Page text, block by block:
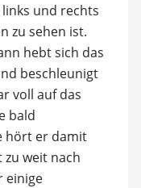
und rechts
zu sehen ist.
hebt sich das
beschleunigt
voll auf das
bald
hört er damit
zu weit nach
einige